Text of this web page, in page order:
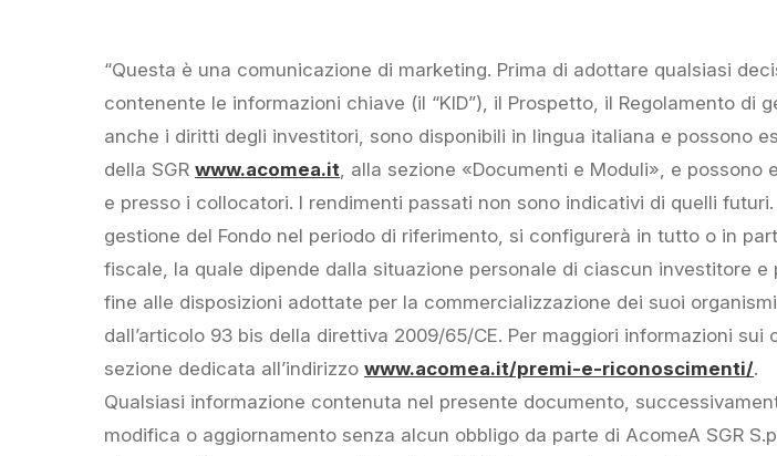
“Questa è una comunicazione di marketing. Prima di adottare qualsiasi
contenente le informazioni chiave (il “KID”), il Prospetto, il Regolamento
anche i diritti degli investitori, sono disponibili in lingua italiana e possono
della SGRwww.acomea.it, alla sezione «Documenti e Moduli», e
e presso i collocatori. I rendimenti passati non sono indicativi di quelli
gestione del Fondo nel periodo di riferimento, si configurerà in tutto o in
fiscale, la quale dipende dalla situazione personale di ciascun investitore
fine alle disposizioni adottate per la commercializzazione dei suoi
dall’articolo 93 bis della direttiva 2009/65/CE. Per maggiori informazioni
sezione dedicata all’indirizzowww.acomea.it/premi-e-riconoscimenti/.
Qualsiasi informazione contenuta nel presente documento,
modifica o aggiornamento senza alcun obbligo da parte di AcomeA SGR